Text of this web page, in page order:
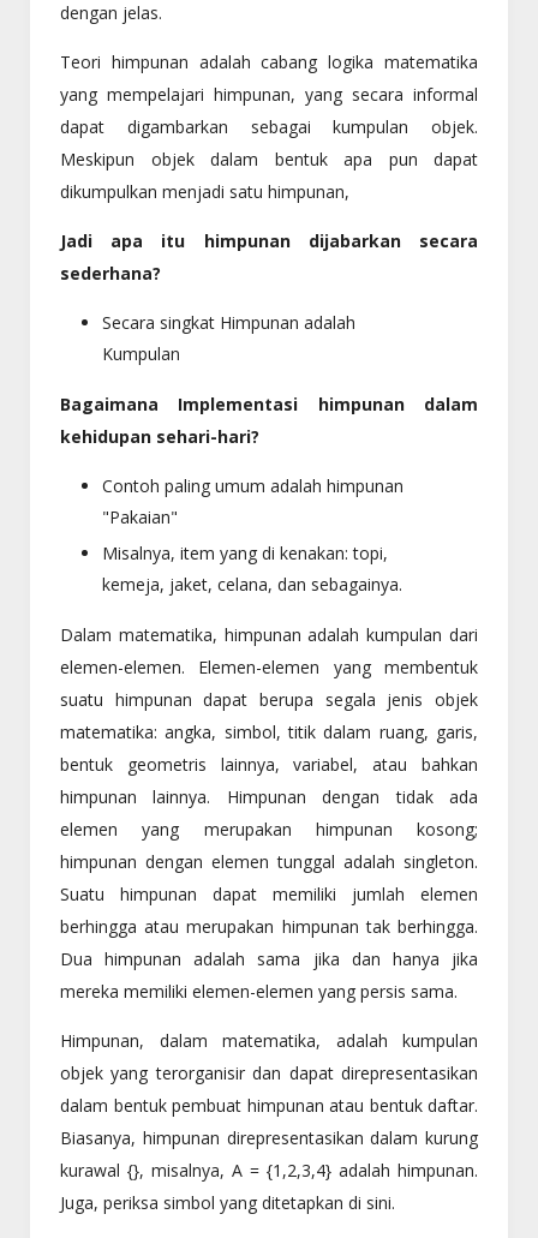
dengan jelas.
Teori himpunan adalah cabang logika matematika
yang mempelajari himpunan, yang secara informal
dapat digambarkan sebagai kumpulan objek.
Meskipun objek dalam bentuk apa pun dapat
dikumpulkan menjadi satu himpunan,
Jadi apa itu himpunan dijabarkan secara
sederhana?
Secara singkat Himpunan adalah
Kumpulan
Bagaimana Implementasi himpunan dalam
kehidupan sehari-hari?
Contoh paling umum adalah himpunan
"Pakaian"
Misalnya, item yang di kenakan: topi,
kemeja, jaket, celana, dan sebagainya.
Dalam matematika, himpunan adalah kumpulan dari
elemen-elemen. Elemen-elemen yang membentuk
suatu himpunan dapat berupa segala jenis objek
matematika: angka, simbol, titik dalam ruang, garis,
bentuk geometris lainnya, variabel, atau bahkan
himpunan lainnya. Himpunan dengan tidak ada
elemen yang merupakan himpunan kosong;
himpunan dengan elemen tunggal adalah singleton.
Suatu himpunan dapat memiliki jumlah elemen
berhingga atau merupakan himpunan tak berhingga.
Dua himpunan adalah sama jika dan hanya jika
mereka memiliki elemen-elemen yang persis sama.
Himpunan, dalam matematika, adalah kumpulan
objek yang terorganisir dan dapat direpresentasikan
dalam bentuk pembuat himpunan atau bentuk daftar.
Biasanya, himpunan direpresentasikan dalam kurung
kurawal {}, misalnya, A = {1,2,3,4} adalah himpunan.
Juga, periksa simbol yang ditetapkan di sini.